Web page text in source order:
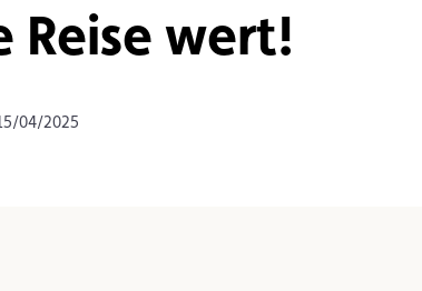
Reise wert!
04/2025